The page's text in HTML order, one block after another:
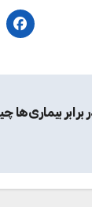
بیماری‌ها